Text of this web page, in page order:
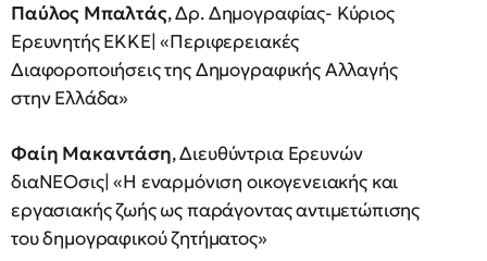
Παύλος Μπαλτάς, Δρ. Δημογραφίας- Κύριος
Ερευνητής ΕΚΚΕ| «Περιφερειακές
Διαφοροποιήσεις της Δημογραφικής Αλλαγής
στην Ελλάδα»
Φαίη Μακαντάση, Διευθύντρια Ερευνών
διαΝΕΟσις| «Η εναρμόνιση οικογενειακής και
εργασιακής ζωής ως παράγοντας αντιμετώπισης
του δημογραφικού ζητήματος»